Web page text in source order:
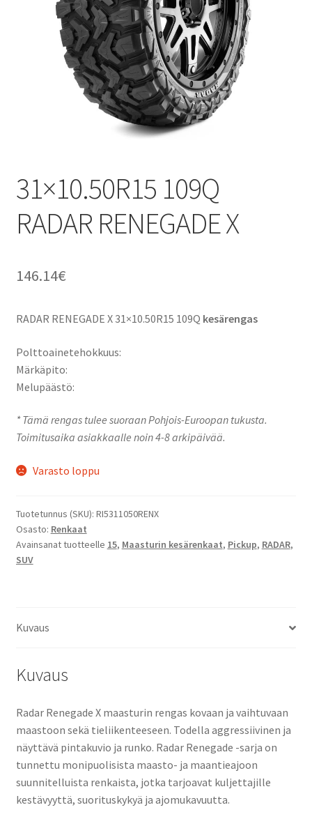
31×10.50R15 109Q
RADAR RENEGADE X
146.14€
RADAR RENEGADE X 31×10.50R15 109Q kesärengas
Polttoainetehokkuus:
Märkäpito:
Melupäästö:
* Tämä rengas tulee suoraan Pohjois-Euroopan tukusta.
Toimitusaika asiakkaalle noin 4-8 arkipäivää.
Varasto loppu
Tuotetunnus (SKU): RI5311050RENX
Osasto: Renkaat
Avainsanat tuotteelle 15, Maasturin kesärenkaat, Pickup, RADAR,
SUV
Kuvaus
Kuvaus
Radar Renegade X maasturin rengas kovaan ja vaihtuvaan
maastoon sekä tieliikenteeseen. Todella aggressiivinen ja
näyttävä pintakuvio ja runko. Radar Renegade -sarja on
tunnettu monipuolisista maasto- ja maantieajoon
suunnitelluista renkaista, jotka tarjoavat kuljettajille
kestävyyttä, suorituskykyä ja ajomukavuutta.